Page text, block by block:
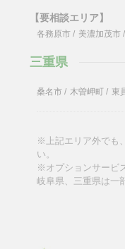
【要相談エリア】
各務原市 / 美濃加茂市 /
三重県
桑名市 / 木曽岬町 / 東
※上記エリア外でも
い。
※オプションサービ
岐阜県、三重県は一